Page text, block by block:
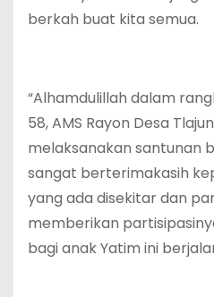
berkah buat kita semua.
“Alhamdulillah dalam
58, AMS Rayon Desa
melaksanakan santunan
sangat berterimakasih
yang ada disekitar dan
memberikan
bagi anak Yatim ini